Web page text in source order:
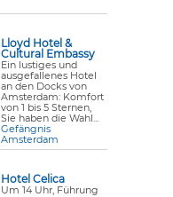
Lloyd Hotel &
Cultural Embassy
Ein lustiges und
ausgefallenes Hotel
an den Docks von
Amsterdam: Komfort
von 1 bis 5 Sternen,
Sie haben die Wahl...
Gefängnis
Amsterdam
Hotel Celica
Um 14 Uhr, Führung